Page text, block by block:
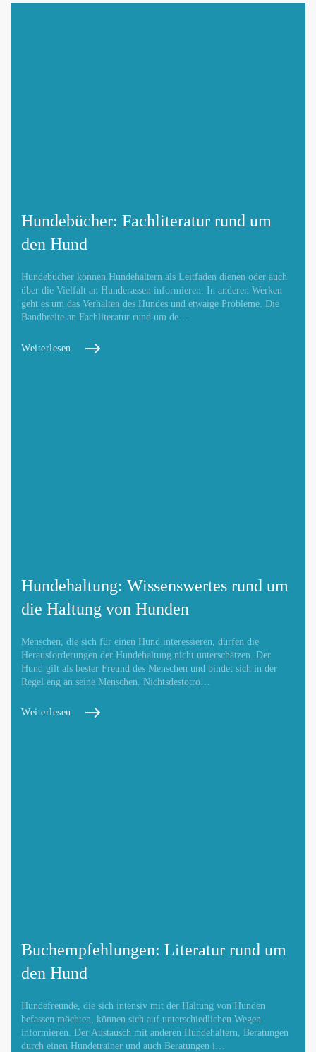
Hundebücher: Fachliteratur rund um
den Hund
Hundebücher können Hundehaltern als Leitfäden dienen oder auch
über die Vielfalt an Hunderassen informieren. In anderen Werken
geht es um das Verhalten des Hundes und etwaige Probleme. Die
Bandbreite an Fachliteratur rund um de…
Weiterlesen
Hundehaltung: Wissenswertes rund um
die Haltung von Hunden
Menschen, die sich für einen Hund interessieren, dürfen die
Herausforderungen der Hundehaltung nicht unterschätzen. Der
Hund gilt als bester Freund des Menschen und bindet sich in der
Regel eng an seine Menschen. Nichtsdestotro…
Weiterlesen
Buchempfehlungen: Literatur rund um
den Hund
Hundefreunde, die sich intensiv mit der Haltung von Hunden
befassen möchten, können sich auf unterschiedlichen Wegen
informieren. Der Austausch mit anderen Hundehaltern, Beratungen
durch einen Hundetrainer und auch Beratungen i…